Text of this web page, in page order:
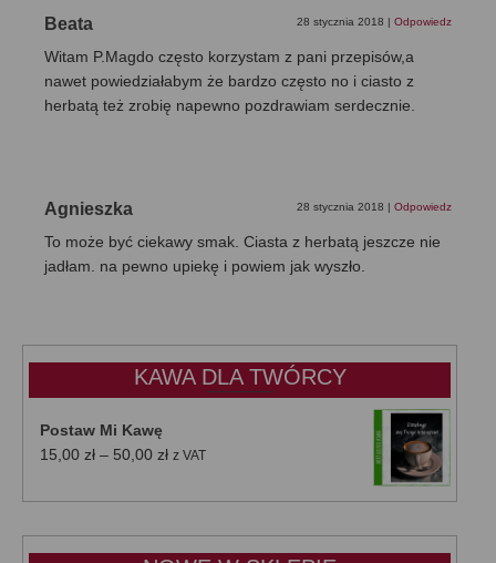
Beata 28 stycznia 2018 | Odpowiedz
Witam P.Magdo często korzystam z pani przepisów,a
nawet powiedziałabym że bardzo często no i ciasto z
herbatą też zrobię napewno pozdrawiam serdecznie.
Agnieszka 28 stycznia 2018 | Odpowiedz
To może być ciekawy smak. Ciasta z herbatą jeszcze nie
jadłam. na pewno upiekę i powiem jak wyszło.
KAWA DLA TWÓRCY
Postaw Mi Kawę
15,00 zł – 50,00 złZakres
od
do
z VAT